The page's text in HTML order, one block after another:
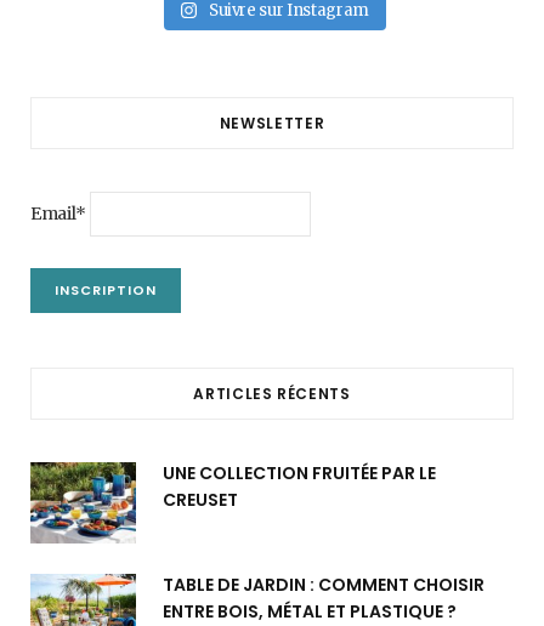
Suivre sur Instagram
NEWSLETTER
Email*
ARTICLES RÉCENTS
UNE COLLECTION FRUITÉE PAR LE
CREUSET
TABLE DE JARDIN : COMMENT CHOISIR
ENTRE BOIS, MÉTAL ET PLASTIQUE ?